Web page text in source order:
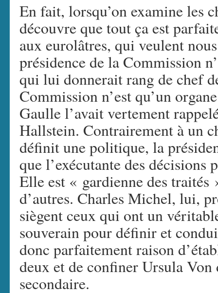
En fait, lorsqu’on examine les
découvre que tout ça est
aux eurolâtres, qui veulent
présidence de la Commission
qui lui donnerait rang de chef
Commission n’est qu’un
Gaulle l’avait vertement
Hallstein. Contrairement à un
définit une politique, la
que l’exécutante des décisions
Elle est « gardienne des
d’autres. Charles Michel, lui,
siègent ceux qui ont un
souverain pour définir et
donc parfaitement raison
deux et de confiner Ursula
secondaire.